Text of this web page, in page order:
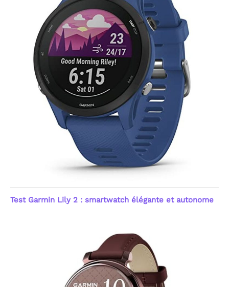
vous soyez athlète ou
amateur, cette montre
intelligente booste votre
motivation pour une
amélioration constante.
[Santé 24/7 : Capteur
Optique Haute
Performance] Priorisez
votre bien-être avec
notre capteur optique
avancé de nouvelle
génération. Cette montre
connectée femme et
homme assure un suivi
continu 24h/24 de votre
fréquence cardiaque et
du taux d'oxygène dans le
sang (SpO2). Le système
émet une alerte
d'anomalie du rythme
cardiaque, offrant une
forme. Note : Ce produit
n'est pas un dispositif
médical ; les données
sont fournies à titre
indicatif pour le suivi du
Test Garmin Lily 2 : smartwatch élégante et autonome